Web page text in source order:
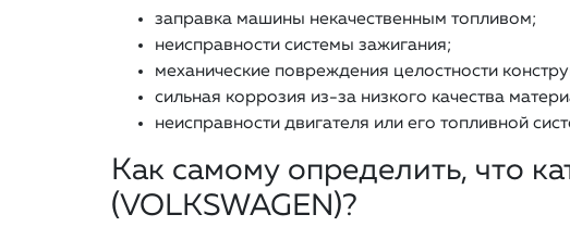
заправка машины некачественным топливом;
неисправности системы зажигания;
механические повреждения целостности
сильная коррозия из-за низкого качества
неисправности двигателя или его топливной
Как самому определить, что
(VOLKSWAGEN)?